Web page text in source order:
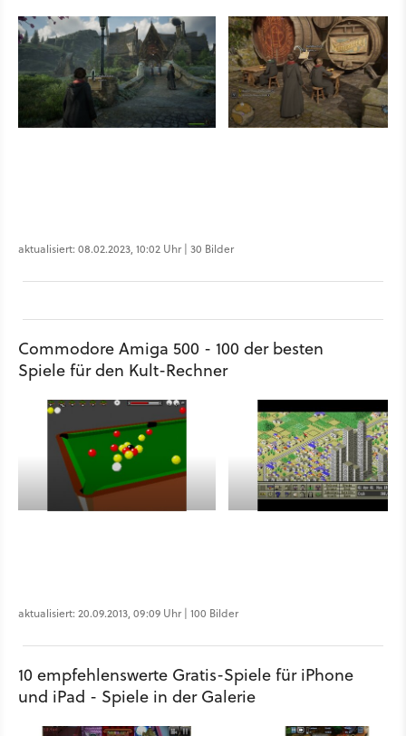
aktualisiert: 08.02.2023, 10:02 Uhr | 30 Bilder
Commodore Amiga 500 - 100 der besten
Spiele für den Kult-Rechner
aktualisiert: 20.09.2013, 09:09 Uhr | 100 Bilder
10 empfehlenswerte Gratis-Spiele für iPhone
und iPad - Spiele in der Galerie